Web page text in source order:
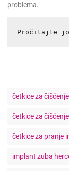
problema.
Pročitajte
četkice za
četkice za
četkice za pranje
implant zuba